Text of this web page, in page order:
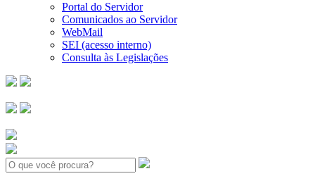
Portal do Servidor
Comunicados ao Servidor
WebMail
SEI (acesso interno)
Consulta às Legislações
Search: